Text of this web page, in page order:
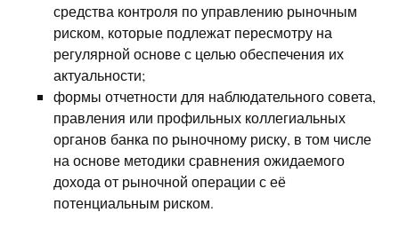
средства контроля по управлению рыночным
риском, которые подлежат пересмотру на
регулярной основе с целью обеспечения их
актуальности;
формы отчетности для наблюдательного совета,
правления или профильных коллегиальных
органов банка по рыночному риску, в том числе
на основе методики сравнения ожидаемого
дохода от рыночной операции с её
потенциальным риском.